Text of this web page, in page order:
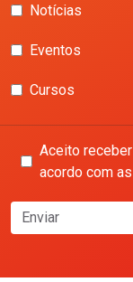
Notícias
Eventos
Cursos
Aceito
acordo com
Enviar